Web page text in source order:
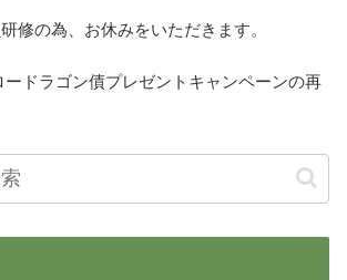
修の為、お休みをいただきます。
ドラゴン債プレゼントキャンペーンの再